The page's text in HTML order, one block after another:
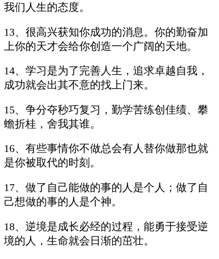
我们人生的态度。
13、很高兴获知你成功的消息。你的勤奋加
上你的天才会给你创造一个广阔的天地。
14、学习是为了完善人生，追求卓越自我，
成功就会出其不意的找上门来。
15、争分夺秒巧复习，勤学苦练创佳绩、攀
蟾折桂，舍我其谁。
16、有些事情你不做总会有人替你做那也就
是你被取代的时刻。
17、做了自己能做的事的人是个人；做了自
己想做的事的人是个神。
18、逆境是成长必经的过程，能勇于接受逆
境的人，生命就会日渐的茁壮。